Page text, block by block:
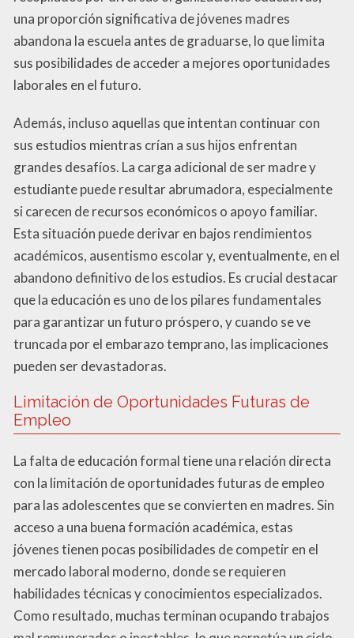
una proporción significativa de jóvenes madres
abandona la escuela antes de graduarse, lo que limita
sus posibilidades de acceder a mejores oportunidades
laborales en el futuro.
Además, incluso aquellas que intentan continuar con
sus estudios mientras crían a sus hijos enfrentan
grandes desafíos. La carga adicional de ser madre y
estudiante puede resultar abrumadora, especialmente
si carecen de recursos económicos o apoyo familiar.
Esta situación puede derivar en bajos rendimientos
académicos, ausentismo escolar y, eventualmente, en el
abandono definitivo de los estudios. Es crucial destacar
que la educación es uno de los pilares fundamentales
para garantizar un futuro próspero, y cuando se ve
truncada por el embarazo temprano, las implicaciones
pueden ser devastadoras.
Limitación de Oportunidades Futuras de
Empleo
La falta de educación formal tiene una relación directa
con la limitación de oportunidades futuras de empleo
para las adolescentes que se convierten en madres. Sin
acceso a una buena formación académica, estas
jóvenes tienen pocas posibilidades de competir en el
mercado laboral moderno, donde se requieren
habilidades técnicas y conocimientos especializados.
Como resultado, muchas terminan ocupando trabajos